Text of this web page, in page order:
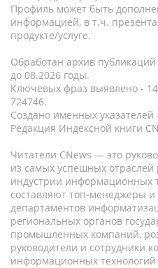
Профиль может быть
информацией, в т.ч.
продукте/услуге.
Обработан архив
до 08.2026 годы.
Ключевых фраз выявлено -
724746.
Создано именных указателей
Редакция Индексной книги
Читатели CNews — это
из самых успешных отраслей
индустрии информационных
составляют топ-менеджеры
департаментов
региональных органов
промышленных компаний,
руководители и сотрудники
информационных технологий